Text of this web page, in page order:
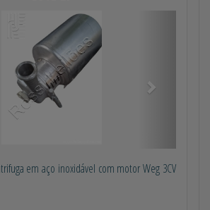
em aço inoxidável com motor Weg 3CV